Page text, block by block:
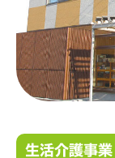
生活介護事業